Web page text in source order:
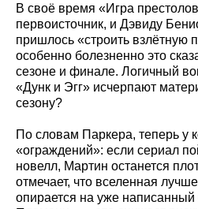
В своё время «Игра
первоисточник, и Дэвиду
пришлось «строить взлётную
особенно болезненно это
сезоне и финале. Логичный
«Дунк и Эгг» исчерпают
сезону?
По словам Паркера, теперь у
«ограждений»: если сериал
новелл, Мартин останется
отмечает, что вселенная
опирается на уже